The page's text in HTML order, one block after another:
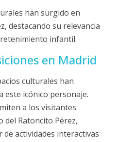
han surgido en
destacando su relevancia
infantil.
en Madrid
culturales han
este icónico personaje.
a los visitantes
del Ratoncito Pérez,
actividades interactivas